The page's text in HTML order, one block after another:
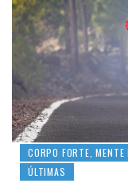
CORPO FORTE, MENTE
ÚLTIMAS